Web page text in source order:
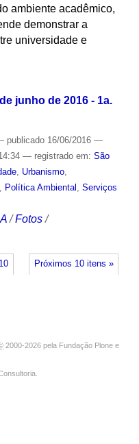
ambiente acadêmico,
demonstrar a
universidade e
junho de 2016 - 1a.
publicado16/06/2016 —
— registrado em: São
, Urbanismo,
, Política Ambiental , Serviços
/Fotos /
Próximos 10 itens »
10
2000-2026 pela Fundação Plone e